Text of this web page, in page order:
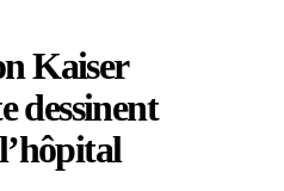
Kaiser
dessinent